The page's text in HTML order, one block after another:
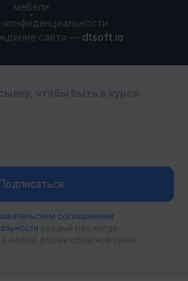
мебели
конфиденциальности
сайта — dtsoft.io
Подписаться
соглашением